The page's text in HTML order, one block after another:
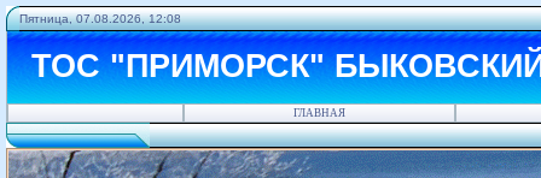
Пятница, 07.08.2026, 12:08
ТОС "ПРИМОРСК"
ГЛАВНАЯ